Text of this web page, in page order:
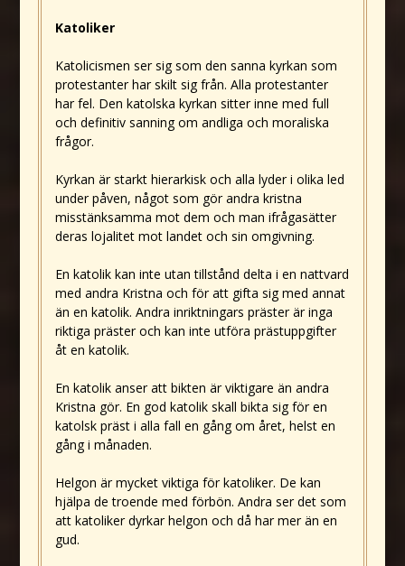
Katoliker
Katolicismen ser sig som den sanna kyrkan som
protestanter har skilt sig från. Alla protestanter
har fel. Den katolska kyrkan sitter inne med full
och definitiv sanning om andliga och moraliska
frågor.
Kyrkan är starkt hierarkisk och alla lyder i olika led
under påven, något som gör andra kristna
misstänksamma mot dem och man ifrågasätter
deras lojalitet mot landet och sin omgivning.
En katolik kan inte utan tillstånd delta i en nattvard
med andra Kristna och för att gifta sig med annat
än en katolik. Andra inriktningars präster är inga
riktiga präster och kan inte utföra prästuppgifter
åt en katolik.
En katolik anser att bikten är viktigare än andra
Kristna gör. En god katolik skall bikta sig för en
katolsk präst i alla fall en gång om året, helst en
gång i månaden.
Helgon är mycket viktiga för katoliker. De kan
hjälpa de troende med förbön. Andra ser det som
att katoliker dyrkar helgon och då har mer än en
gud.